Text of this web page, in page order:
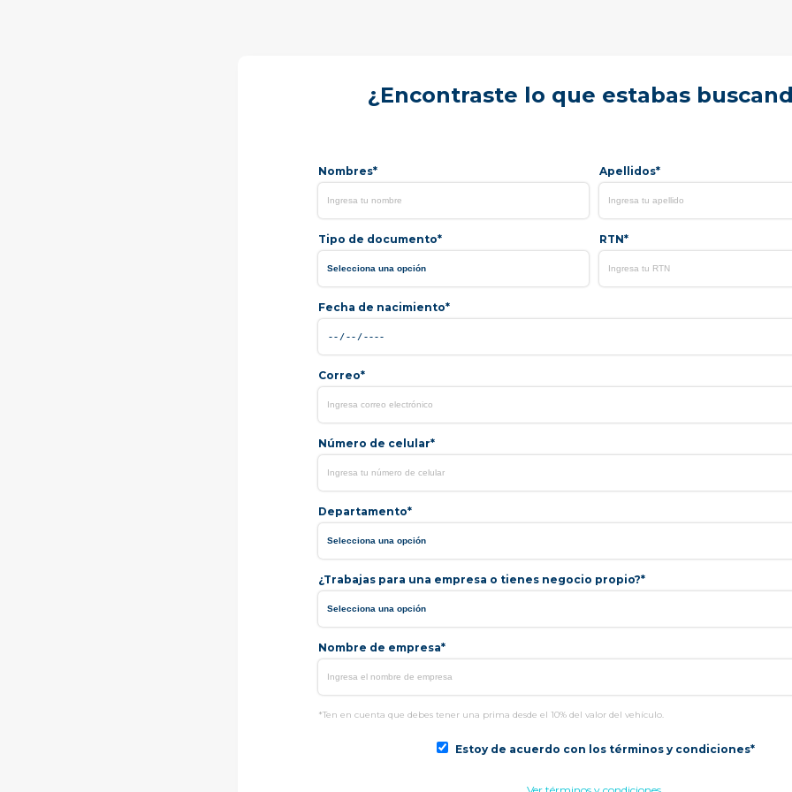
¿Encontraste lo que estabas
Nombres* Apellidos*
Tipo de documento* RTN*
Fecha de nacimiento*
Correo*
Número de celular*
Departamento*
¿Trabajas para una empresa o tienes negocio propio?*
Nombre de empresa*
*Ten en cuenta que debes tener una prima desde el 10% del valor del vehículo.
Estoy de acuerdo con los términos y condiciones*